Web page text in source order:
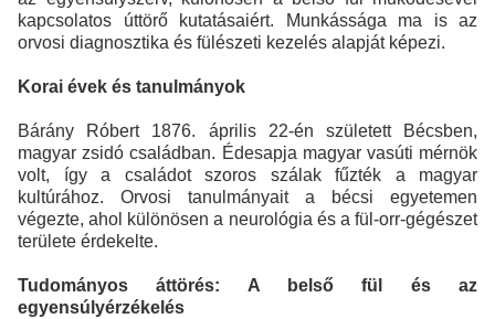
kapcsolatos úttörő kutatásaiért. Munkássága ma is az
orvosi diagnosztika és fülészeti kezelés alapját képezi.
Korai évek és tanulmányok
Bárány Róbert 1876. április 22-én született Bécsben,
magyar zsidó családban. Édesapja magyar vasúti mérnök
volt, így a családot szoros szálak fűzték a magyar
kultúrához. Orvosi tanulmányait a bécsi egyetemen
végezte, ahol különösen a neurológia és a fül-orr-gégészet
területe érdekelte.
Tudományos áttörés: A belső fül és az
egyensúlyérzékelés